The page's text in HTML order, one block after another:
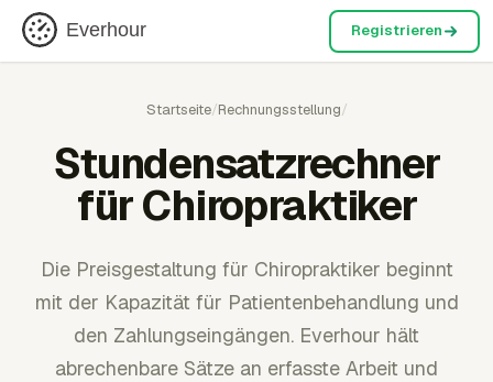
Everhour Registrieren
Startseite/Rechnungsstellung/
Stundensatzrechner
für Chiropraktiker
Die Preisgestaltung für Chiropraktiker beginnt
mit der Kapazität für Patientenbehandlung und
den Zahlungseingängen. Everhour hält
abrechenbare Sätze an erfasste Arbeit und